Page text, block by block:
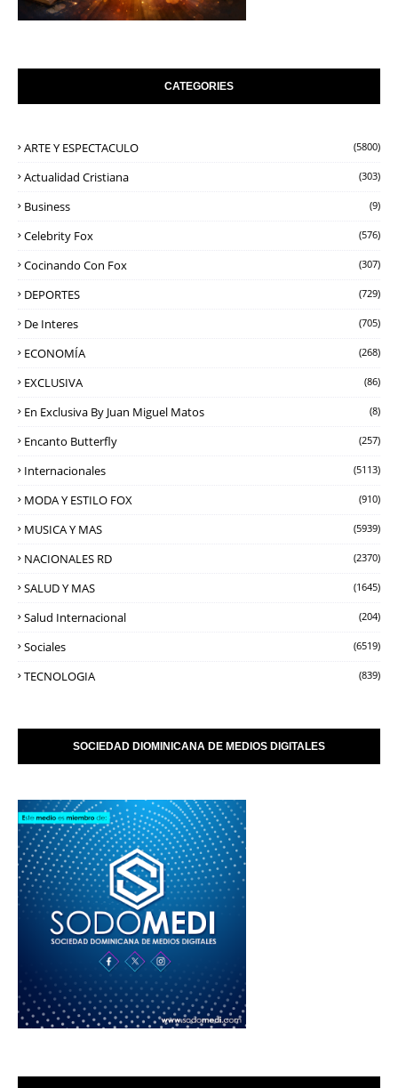
CATEGORIES
ARTE Y ESPECTACULO (5800)
Actualidad Cristiana (303)
Business (9)
Celebrity Fox (576)
Cocinando Con Fox (307)
DEPORTES (729)
De Interes (705)
ECONOMÍA (268)
EXCLUSIVA (86)
En Exclusiva By Juan Miguel Matos (8)
Encanto Butterfly (257)
Internacionales (5113)
MODA Y ESTILO FOX (910)
MUSICA Y MAS (5939)
NACIONALES RD (2370)
SALUD Y MAS (1645)
Salud Internacional (204)
Sociales (6519)
TECNOLOGIA (839)
SOCIEDAD DIOMINICANA DE MEDIOS DIGITALES